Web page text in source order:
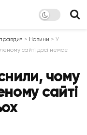
> Новини > У
сайті досі немає
чому
сайті